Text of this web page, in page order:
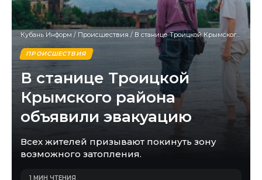
Кубань Информ / Происшествия / В станице Троицкой Крымского района объявили эвакуацию
ПРОИСШЕСТВИЯ
В станице Троицкой
Крымского района
объявили эвакуацию
Всех жителей призывают покинуть зону
возможного затопления.
1 МИН ЧТЕНИЯ